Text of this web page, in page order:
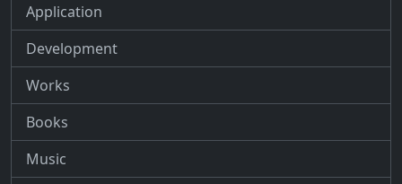
Application
Development
Works
Books
Music